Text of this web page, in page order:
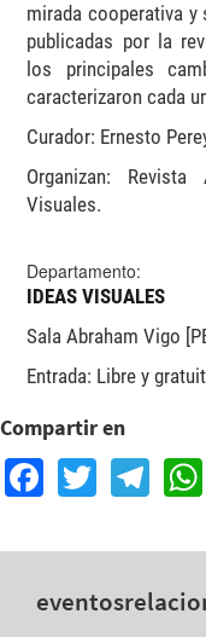
mirada cooperativa y
publicadas por la
los principales
caracterizaron cada
Curador: Ernesto
Organizan:
Visuales.
Departamento:
IDEAS VISUALES
Sala Abraham Vigo
Entrada: Libre y
Compartir en
Facebook
Twitter
eventos